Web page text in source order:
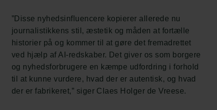
”Disse nyhedsinfluencere kopierer allerede nu
journalistikkens stil, æstetik og måden at fortælle
historier på og kommer til at gøre det fremadrettet
ved hjælp af AI-redskaber. Det giver os som borgere
og nyhedsforbrugere en kæmpe udfordring i forhold
til at kunne vurdere, hvad der er autentisk, og hvad
der er fabrikeret,” siger Claes Holger de Vreese.